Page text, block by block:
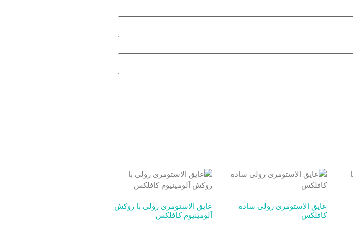
عایق الاستومری رولی ساده
کافلکس
عایق الاستومری رولی با روکش
آلومینیوم کافلکس